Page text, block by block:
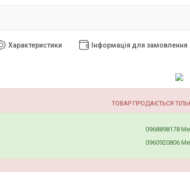
Характеристики Інформація для замовлення
ТОВАР ПРОДАЄТЬСЯ
0968898178
0960920806